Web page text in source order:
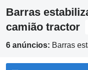
Barras
camião tractor
6 anúncios: Barras